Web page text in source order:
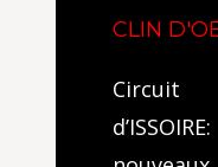
CLIN
Circuit
d’ISSOIRE: